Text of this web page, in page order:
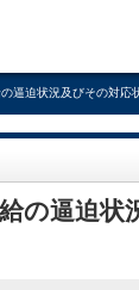
逼迫状況及びその対応
の逼迫状